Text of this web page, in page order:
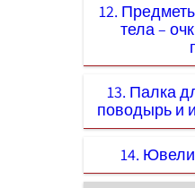
12.
тела –
13. Палка
поводырь и
14.